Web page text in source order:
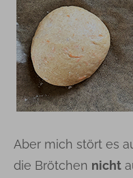
Aber mich stört es
die Brötchen nicht